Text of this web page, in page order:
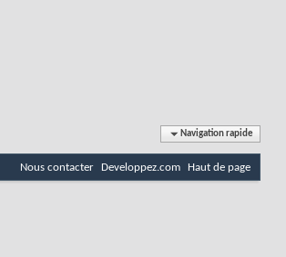
Navigation rapide
Nous contacter Developpez.com Haut de page